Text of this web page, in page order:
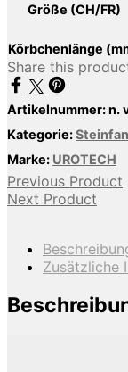
Größe (CH/FR)
Körbchenlänge
Share this
Artikelnummer:n.
Kategorie:
Marke: UROTECH
Previous Product
Next Product
Zusätzliche